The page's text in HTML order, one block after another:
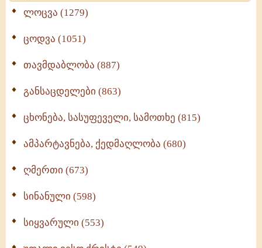
ლოცვა (1279)
ცოდვა (1051)
თავმდაბლობა (887)
განსაცდელები (863)
ცხონება, სასუფეველი, სამოთხე (815)
ამპარტავნება, ქედმაღლობა (680)
ღმერთი (673)
სინანული (598)
სიყვარული (553)